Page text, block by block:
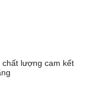
lượng cam kết